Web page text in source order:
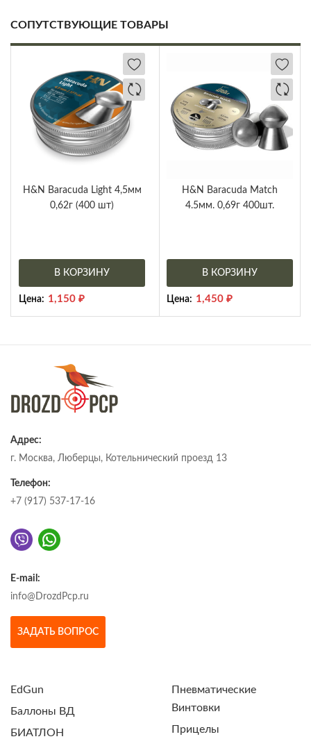
СОПУТСТВУЮЩИЕ ТОВАРЫ
H&N Baracuda Light 4,5мм
0,62г (400 шт)
В КОРЗИНУ
Цена: 1,150 ₽
H&N Baracuda Match
4.5мм. 0,69г 400шт.
В КОРЗИНУ
Цена: 1,450 ₽
Адрес:
г. Москва, Люберцы, Котельнический проезд 13
Телефон:
+7 (917) 537-17-16
E-mail:
info@DrozdPcp.ru
ЗАДАТЬ ВОПРОС
EdGun
Баллоны ВД
БИАТЛОН
Пневматические
Винтовки
Прицелы